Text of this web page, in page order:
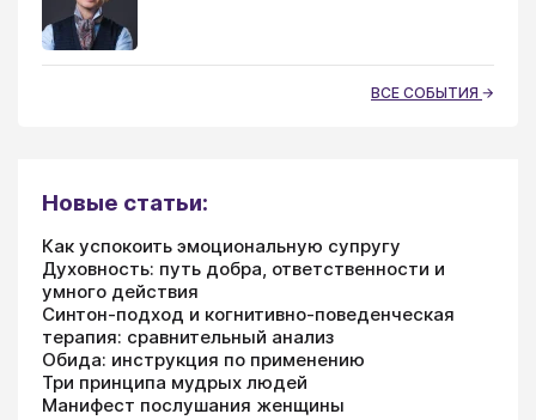
ВСЕ СОБЫТИЯ
Новые статьи:
Как успокоить эмоциональную супругу
Духовность: путь добра, ответственности и
умного действия
Синтон-подход и когнитивно-поведенческая
терапия: сравнительный анализ
Обида: инструкция по применению
Три принципа мудрых людей
Манифест послушания женщины